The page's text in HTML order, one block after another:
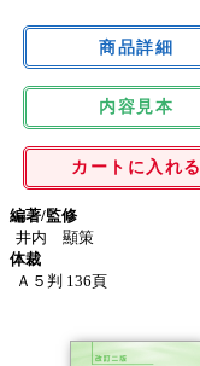
内容見本
カートに入れる
編著/監修
井内 顯策
体裁
Ａ５判 136頁